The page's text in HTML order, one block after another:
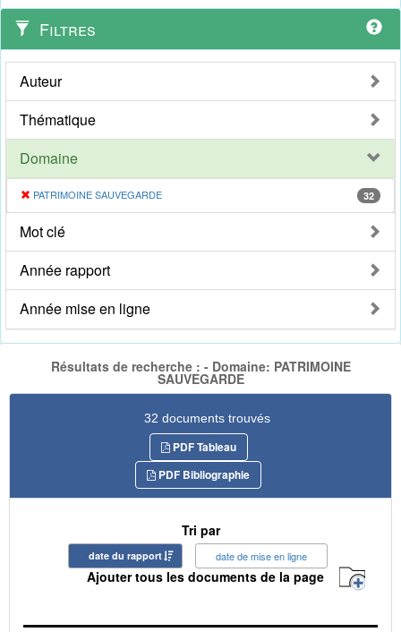
Filtres
Auteur
Thématique
Domaine
PATRIMOINE SAUVEGARDE 32
Mot clé
Année rapport
Année mise en ligne
Résultats de recherche : - Domaine: PATRIMOINE
SAUVEGARDE
32 documents trouvés
PDF Tableau
PDF Bibliographie
Tri par
date du rapport date de mise en ligne
Ajouter tous les documents de la page